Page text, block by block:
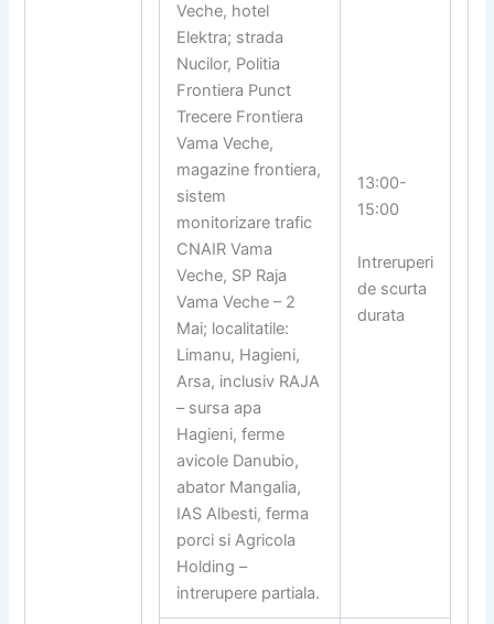
Veche, hotel
Elektra; strada
Nucilor, Politia
Frontiera Punct
Trecere Frontiera
Vama Veche,
magazine frontiera,
sistem
monitorizare trafic
CNAIR Vama
Veche, SP Raja
Vama Veche – 2
Mai; localitatile:
Limanu, Hagieni,
Arsa, inclusiv RAJA
– sursa apa
Hagieni, ferme
avicole Danubio,
abator Mangalia,
IAS Albesti, ferma
porci si Agricola
Holding –
intrerupere partiala.
13:00-
15:00
Intreruperi
de scurta
durata